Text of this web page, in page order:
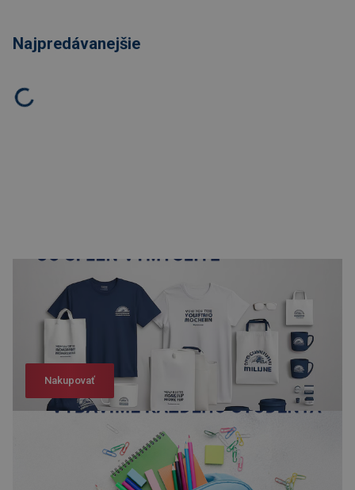
Najpredávanejšie
Nakupovať